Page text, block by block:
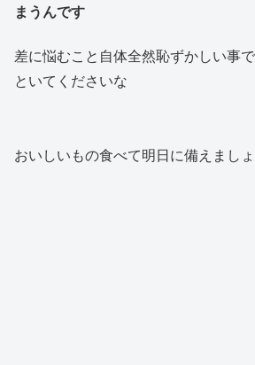
まうんです
差に悩むこと自体全然恥ずかしい事
といてくださいな
おいしいもの食べて明日に備えまし